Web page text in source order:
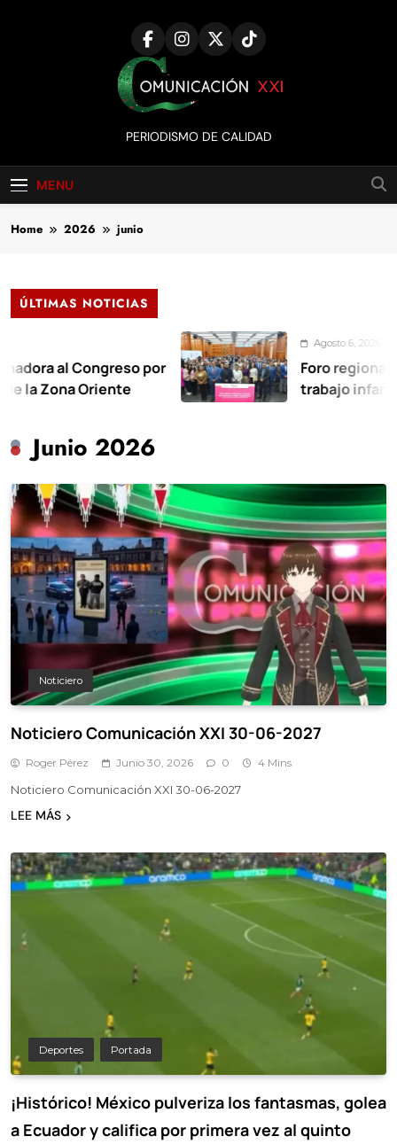
Comunicación
XXI
PERIODISMO DE CALIDAD
MENU
Home 2026 junio
ÚLTIMAS NOTICIAS
Congreso por
Oriente
Agosto 6, 2026
Foro regional exige
trabajo infantil en
Junio 2026
Noticiero
Noticiero Comunicación XXI 30-06-2027
Roger Pérez Junio 30, 2026 0 4 Mins
Noticiero Comunicación XXI 30-06-2027
LEE MÁS
Deportes Portada
¡Histórico! México pulveriza los fantasmas, golea
a Ecuador y califica por primera vez al quinto